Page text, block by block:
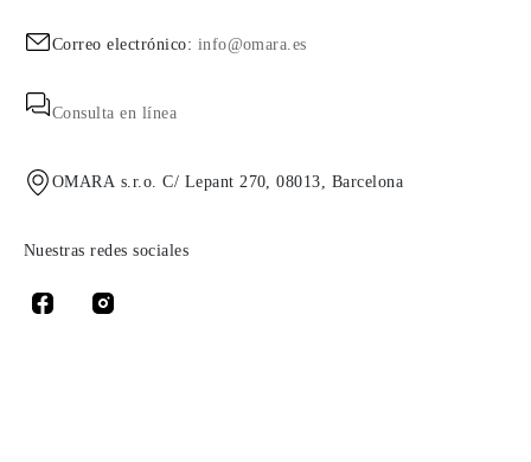
Correo electrónico: info@omara.es
Consulta en línea
OMARA s.r.o. C/ Lepant 270, 08013, Barcelona
Nuestras redes sociales